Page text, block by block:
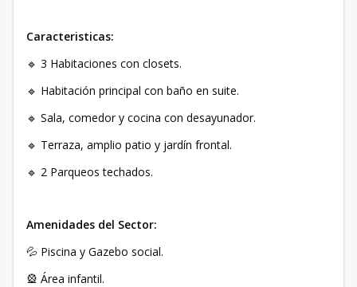
Caracteristicas:
🔹 3 Habitaciones con closets.
🔹 Habitación principal con baño en suite.
🔹 Sala, comedor y cocina con desayunador.
🔹 Terraza, amplio patio y jardín frontal.
🔹 2 Parqueos techados.
Amenidades del Sector:
💦 Piscina y Gazebo social.
🎡 Área infantil.